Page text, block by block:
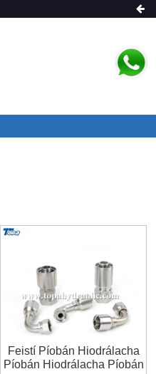
Feistí Píobán Hiodrálacha
Píobán Hiodrálacha Píobán